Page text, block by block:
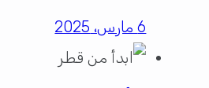
6 مارس، 2025